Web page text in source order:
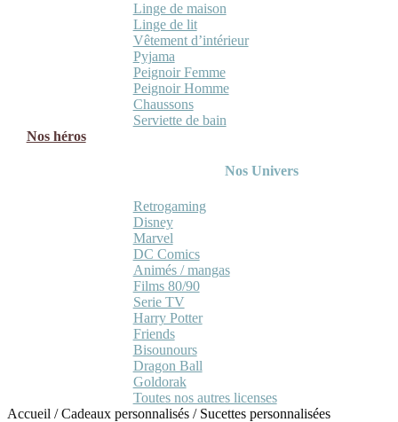
Linge de maison
Linge de lit
Vêtement d’intérieur
Pyjama
Peignoir Femme
Peignoir Homme
Chaussons
Serviette de bain
Nos héros
Nos Univers
Retrogaming
Disney
Marvel
DC Comics
Animés / mangas
Films 80/90
Serie TV
Harry Potter
Friends
Bisounours
Dragon Ball
Goldorak
Toutes nos autres licenses
Accueil /Cadeaux personnalisés / Sucettes personnalisées